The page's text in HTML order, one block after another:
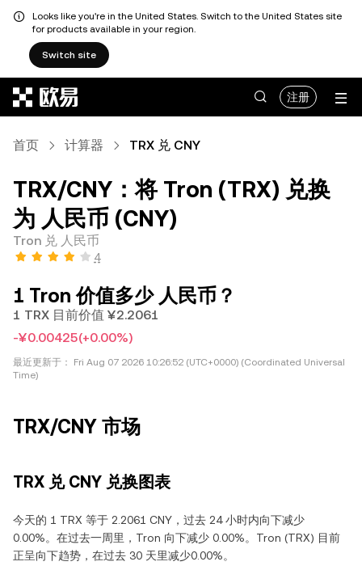
Looks like you're in the United States. Switch to the United States site
for products available in your region.
Switch site
注册
首页 计算器 TRX 兑 CNY
TRX/CNY：将 Tron (TRX) 兑换
为 人民币 (CNY)
Tron 兑 人民币
4
1 Tron 价值多少 人民币？
1 TRX 目前价值 ¥2.2061
-¥0.00425(+0.00%)
最近更新于：
Fri Aug 07 2026 10:26:52 (UTC+0000) (Coordinated Universal
Time)
TRX/CNY 市场
TRX 兑 CNY 兑换图表
今天的 1 TRX 等于 2.2061 CNY，过去 24 小时内向下减少
0.00%。在过去一周里，Tron 向下减少 0.00%。Tron (TRX) 目前
正呈向下趋势，在过去 30 天里减少0.00%。